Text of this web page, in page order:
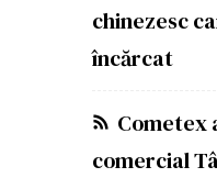
chinezesc
încărcat
Cometex
comercial